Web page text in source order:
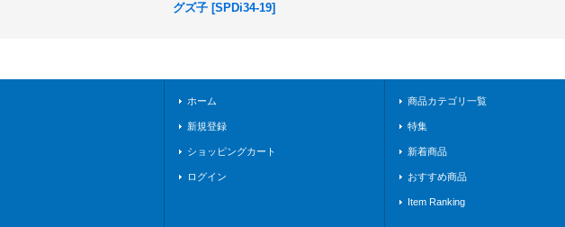
グズ子 [SPDi34-19]
ホーム
新規登録
ショッピングカート
ログイン
商品カテゴリ一覧
特集
新着商品
おすすめ商品
Item Ranking